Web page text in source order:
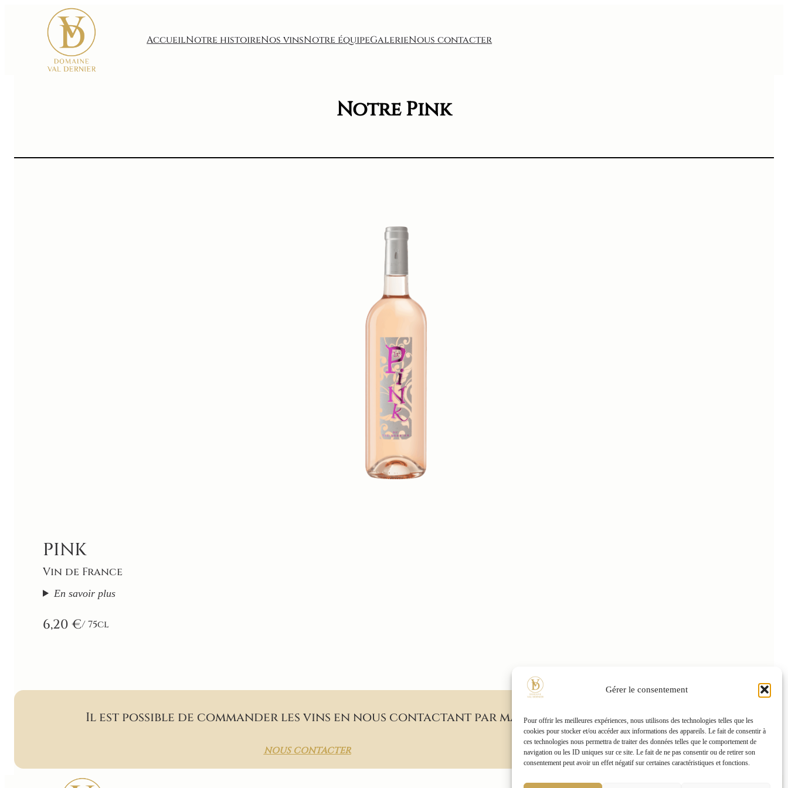
Gérer le consentement
Pour offrir les meilleures expériences, nous utilisons des technologies telles que les
cookies pour stocker et/ou accéder aux informations des appareils. Le fait de consentir à
ces technologies nous permettra de traiter des données telles que le comportement de
navigation ou les ID uniques sur ce site. Le fait de ne pas consentir ou de retirer son
consentement peut avoir un effet négatif sur certaines caractéristiques et fonctions.
AccueilNotre histoireNos vinsNotre équipeGalerieNous contacter
Notre Pink
PINK
Vin de France
En savoir plus
6,20 €/ 75cl
Il est possible de commander les vins en nous contactant par mail
NOUS CONTACTER